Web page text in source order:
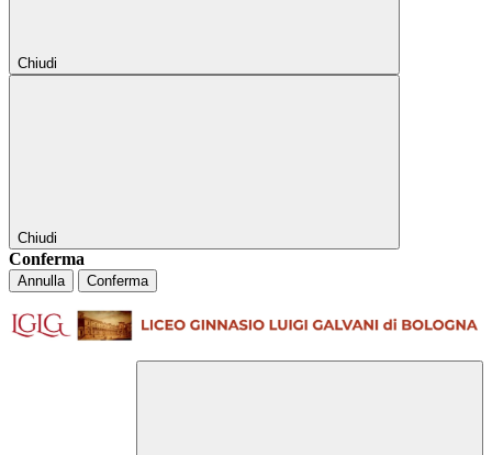
Chiudi
Chiudi
Conferma
Annulla Conferma